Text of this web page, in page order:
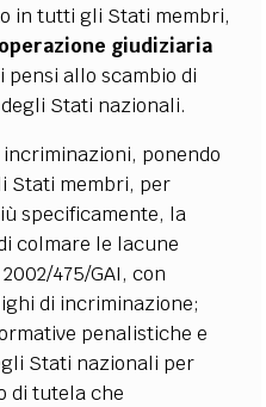
in tutti gli Stati membri,
giudiziaria
pensi allo scambio di
Stati nazionali.
ponendo
Stati membri, per
specificamente, la
colmare le lacune
475/GAI, con
di incriminazione;
penalistiche e
Stati nazionali per
di tutela che